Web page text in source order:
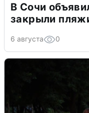
В Сочи
закрыли
6 августа 0